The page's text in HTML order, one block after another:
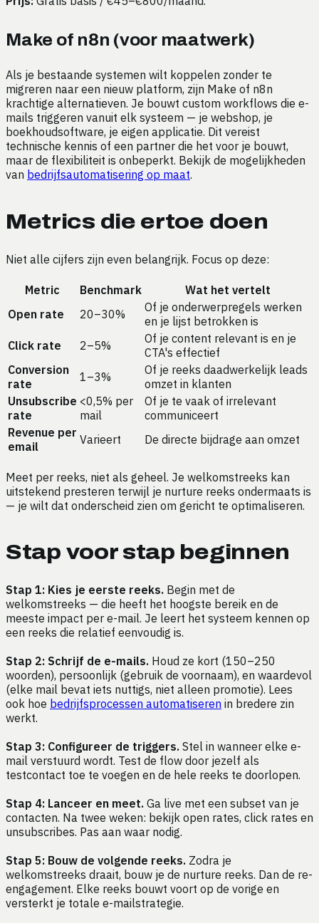
Make of n8n (voor maatwerk)
Als je bestaande systemen wilt koppelen zonder te
migreren naar een nieuw platform, zijn Make of n8n
krachtige alternatieven. Je bouwt custom workflows die e-
mails triggeren vanuit elk systeem — je webshop, je
boekhoudsoftware, je eigen applicatie. Dit vereist
technische kennis of een partner die het voor je bouwt,
maar de flexibiliteit is onbeperkt. Bekijk de mogelijkheden
van bedrijfsautomatisering op maat.
Metrics die ertoe doen
Niet alle cijfers zijn even belangrijk. Focus op deze:
Metric Benchmark
Wat het vertelt
Open rate
20–30%
Of je onderwerpregels werken
en je lijst betrokken is
Click rate
2–5%
Of je content relevant is en je
CTA's effectief
Conversion
rate
1–3%
Of je reeks daadwerkelijk leads
omzet in klanten
Unsubscribe
rate
<0,5% per
mail
Of je te vaak of irrelevant
communiceert
Revenue per
email
Varieert De directe bijdrage aan omzet
Meet per reeks, niet als geheel. Je welkomstreeks kan
uitstekend presteren terwijl je nurture reeks ondermaats is
— je wilt dat onderscheid zien om gericht te optimaliseren.
Stap voor stap beginnen
Stap 1: Kies je eerste reeks. Begin met de
welkomstreeks — die heeft het hoogste bereik en de
meeste impact per e-mail. Je leert het systeem kennen op
een reeks die relatief eenvoudig is.
Stap 2: Schrijf de e-mails. Houd ze kort (150–250
woorden), persoonlijk (gebruik de voornaam), en waardevol
(elke mail bevat iets nuttigs, niet alleen promotie). Lees
ook hoe bedrijfsprocessen automatiseren in bredere zin
werkt.
Stap 3: Configureer de triggers. Stel in wanneer elke e-
mail verstuurd wordt. Test de flow door jezelf als
testcontact toe te voegen en de hele reeks te doorlopen.
Stap 4: Lanceer en meet. Ga live met een subset van je
contacten. Na twee weken: bekijk open rates, click rates en
unsubscribes. Pas aan waar nodig.
Stap 5: Bouw de volgende reeks. Zodra je
welkomstreeks draait, bouw je de nurture reeks. Dan de re-
engagement. Elke reeks bouwt voort op de vorige en
versterkt je totale e-mailstrategie.